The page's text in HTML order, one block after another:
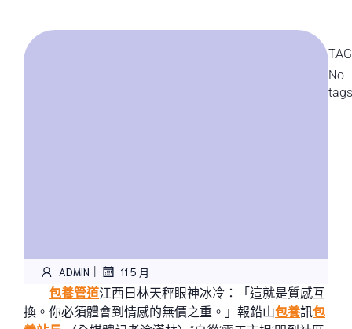
ADMIN | 11 5 月
包養管道江西日林天秤眼神冰冷：「這就是質感互
換。你必須體會到情感的無價之重。」報鉛山包養訊包
No
tags